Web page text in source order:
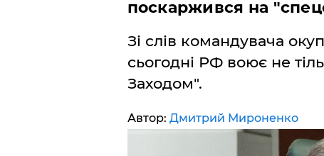
поскаржився на
Зі слів командувача
сьогодні РФ воює не
Заходом".
Автор: Дмитрий Мироненко